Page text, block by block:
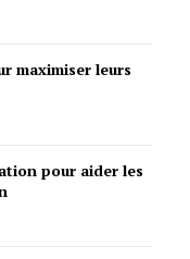
maximiser leurs
pour aider les